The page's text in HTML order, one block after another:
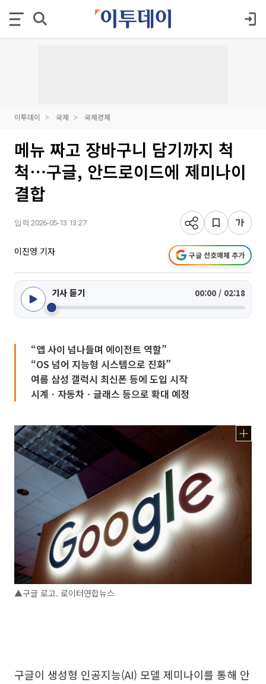
이투데이 국제 국제경제
메뉴 짜고 장바구니 담기까지 척
척⋯구글, 안드로이드에 제미나이
결합
입력 2026-05-13 13:27
이진영 기자 구글 선호매체 추가
기사 듣기 00:00 / 02:18
“앱 사이 넘나들며 에이전트 역할”
“OS 넘어 지능형 시스템으로 진화”
여름 삼성 갤럭시 최신폰 등에 도입 시작
시계ㆍ자동차ㆍ글래스 등으로 확대 예정
▲구글 로고. 로이터연합뉴스
구글이 생성형 인공지능(AI) 모델 제미나이를 통해 안